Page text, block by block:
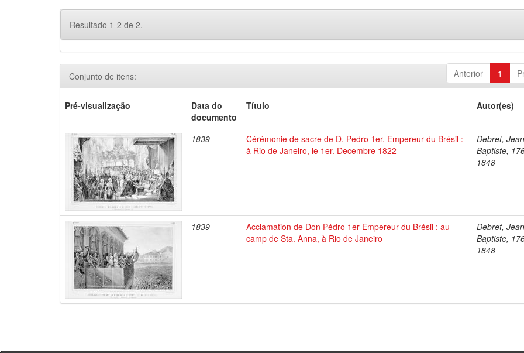
Resultado 1-2 de 2.
Anterior 1
Conjunto de itens:
Pré-visualização
Data do
documento
Título Autor(es)
1839
Cérémonie de sacre de D. Pedro 1er. Empereur du Brésil :
à Rio de Janeiro, le 1er. Decembre 1822
Debret, Jean
Baptiste,
1848
1839
Acclamation de Don Pédro 1er Empereur du Brésil : au
camp de Sta. Anna, à Rio de Janeiro
Debret, Jean
Baptiste,
1848